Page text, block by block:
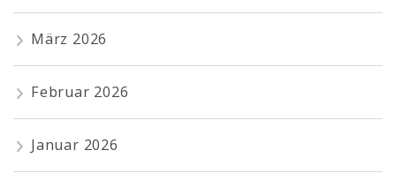
März 2026
Februar 2026
Januar 2026